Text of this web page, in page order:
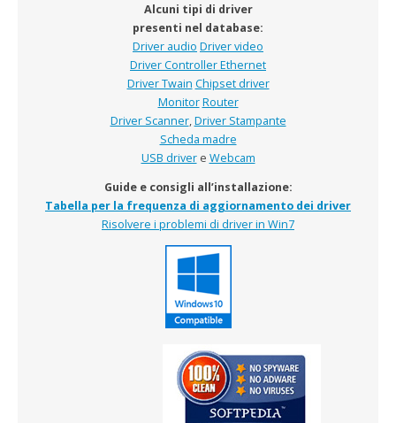
Alcuni tipi di driver
presenti nel database:
Driver audio Driver video
Driver Controller Ethernet
Driver Twain Chipset driver
Monitor Router
Driver Scanner,Driver Stampante
Scheda madre
USB drivere Webcam
Guide e consigli all’installazione:
Tabella per la frequenza di aggiornamento dei driver
Risolvere i problemi di driver in Win7